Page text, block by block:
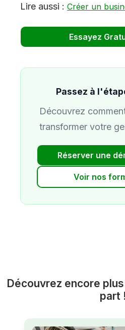
Lire aussi : Créer un
Essayez
Passez à
Découvrez
transformer votre
Réserver une
Voir nos
Découvrez encore
part !